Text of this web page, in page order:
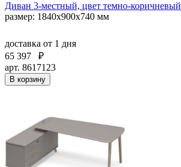
Диван 3-местный, цвет темно-коричневый
размер: 1840х900х740 мм
доставка от 1 дня
65 397
₽
арт. 8617123
В корзину